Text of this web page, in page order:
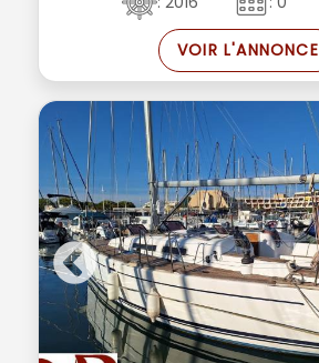
VOIR L'ANNONCE